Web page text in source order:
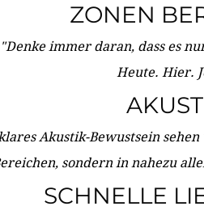
ZONEN
"Denke immer daran, dass es
Heute. Hier.
Akustik-Bewustsein
sondern in nahezu
SCHNELLE